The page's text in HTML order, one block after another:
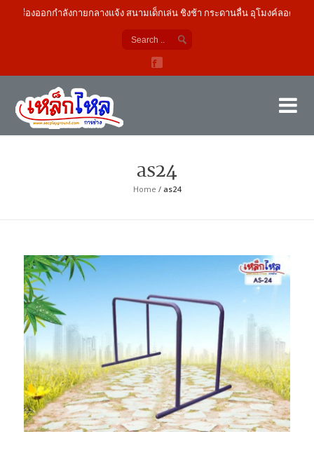
เครื่องออกกำลังกายกลางแจ้ง สนามเด็กเล่น ชิงช้า กระดานลื่น อุโมงค์ลอด
as24
Home / as24